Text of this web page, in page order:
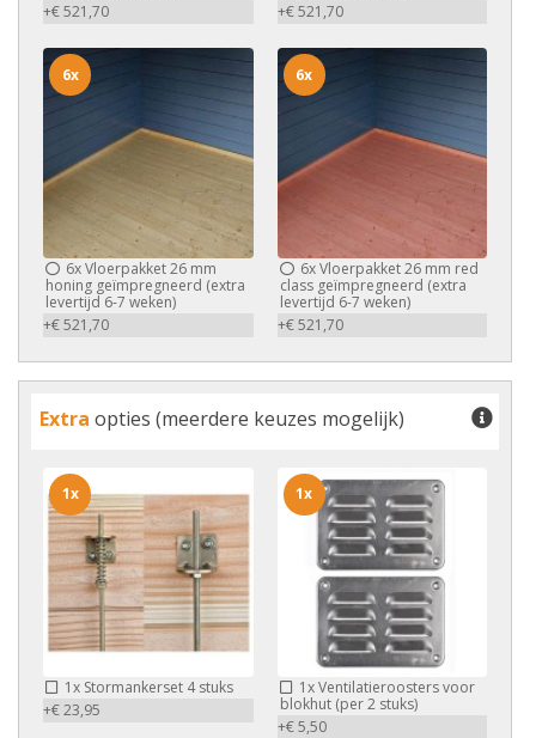
+€ 521,70
+€ 521,70
6xVloerpakket 26 mm
honing geïmpregneerd (extra
levertijd 6-7 weken)
+€ 521,70
6x
6xVloerpakket 26 mm red
class geïmpregneerd (extra
levertijd 6-7 weken)
+€ 521,70
6x
Extra opties (meerdere keuzes mogelijk)
1x Stormankerset 4 stuks
+€ 23,95
1x
1xVentilatieroosters voor
blokhut (per 2 stuks)
+€ 5,50
1x